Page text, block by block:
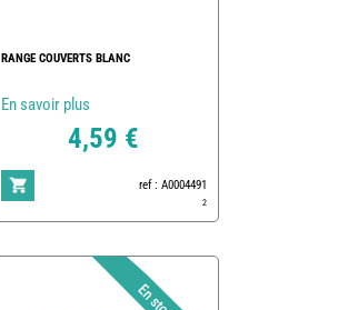
RANGE COUVERTS BLANC
En savoir plus
4,59 €
ref : A0004491
2